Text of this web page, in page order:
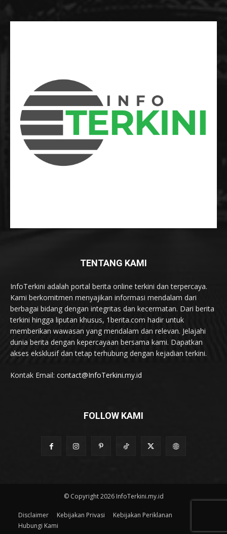
TENTANG KAMI
InfoTerkini adalah portal berita online terkini dan terpercaya.
Kami berkomitmen menyajikan informasi mendalam dari
berbagai bidang dengan integritas dan kecermatan. Dari berita
terkini hingga liputan khusus, 1berita.com hadir untuk
memberikan wawasan yang mendalam dan relevan. Jelajahi
dunia berita dengan kepercayaan bersama kami. Dapatkan
akses eksklusif dan tetap terhubung dengan kejadian terkini.
Kontak Email: contact@InfoTerkini.my.id
FOLLOW KAMI
© Copyright 2026 InfoTerkini.my.id
Disclaimer Kebijakan Privasi
Kebijakan Periklanan
Hubungi Kami